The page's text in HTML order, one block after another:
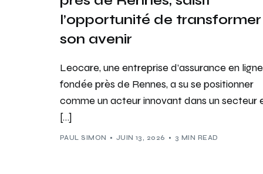
l’opportunité de transformer
son avenir
Leocare, une entreprise d’assurance en ligne
fondée près de Rennes, a su se positionner
comme un acteur innovant dans un secteur
[…]
PAUL SIMON JUIN 13, 2026 3 MIN READ